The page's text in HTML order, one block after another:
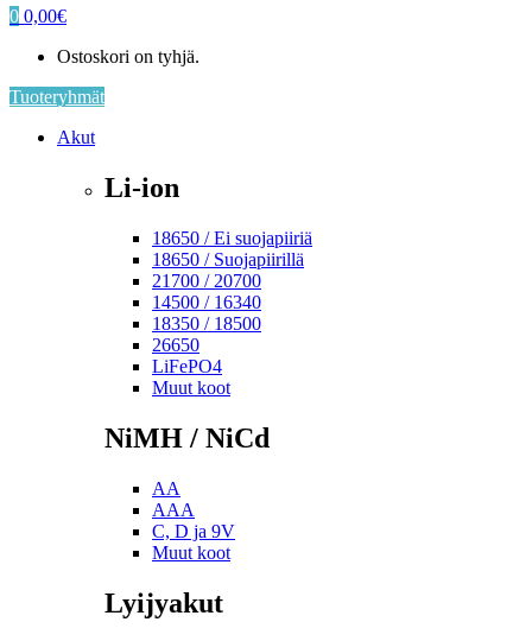
0 0,00€
Ostoskori on tyhjä.
Tuoteryhmät
Akut
Li-ion
18650 / Ei suojapiiriä
18650 / Suojapiirillä
21700 / 20700
14500 / 16340
18350 / 18500
26650
LiFePO4
Muut koot
NiMH / NiCd
AA
AAA
C, D ja 9V
Muut koot
Lyijyakut